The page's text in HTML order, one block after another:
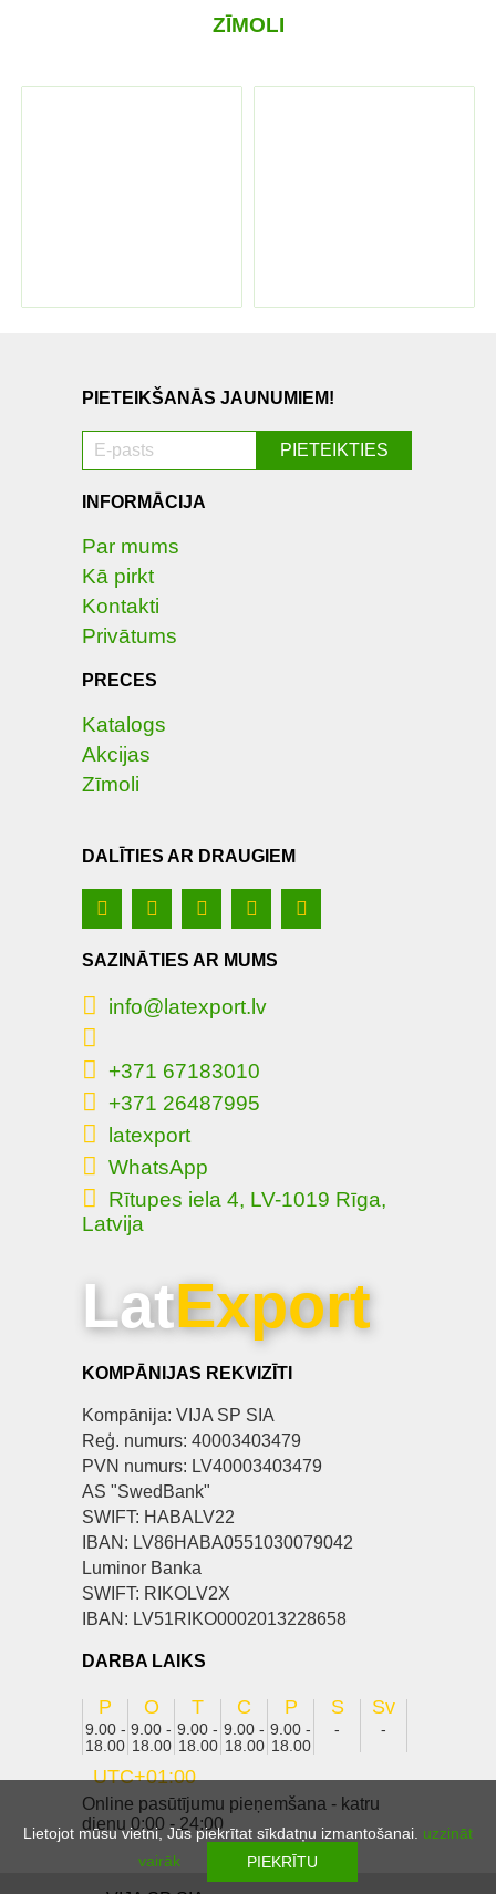
Lietojot mūsu vietni, Jūs piekrītat sīkdatņu izmantošanai. uzzināt
vairāk
ZĪMOLI
PIETEIKŠANĀS JAUNUMIEM!
INFORMĀCIJA
Par mums
Kā pirkt
Kontakti
Privātums
PRECES
Katalogs
Akcijas
Zīmoli
DALĪTIES AR DRAUGIEM
SAZINĀTIES AR MUMS
info@latexport.lv
+371 67183010
+371 26487995
latexport
WhatsApp
Rītupes iela 4, LV-1019 Rīga,
Latvija
LatExport
KOMPĀNIJAS REKVIZĪTI
Kompānija: VIJA SP SIA
Reģ. numurs: 40003403479
PVN numurs: LV40003403479
AS "SwedBank"
SWIFT: HABALV22
IBAN: LV86HABA0551030079042
Luminor Banka
SWIFT: RIKOLV2X
IBAN: LV51RIKO0002013228658
DARBA LAIKS
P
9.00 -
18.00
O
9.00 -
18.00
T
9.00 -
18.00
C
9.00 -
18.00
P
9.00 -
18.00
S
-
Sv
-
UTC+01:00
Online pasūtījumu pieņemšana - katru
dienu 0:00 - 24:00